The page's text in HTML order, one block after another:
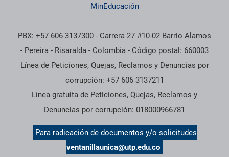
MinEducación
PBX: +57 606 3137300 - Carrera 27 #10-02 Barrio Alamos
- Pereira - Risaralda - Colombia - Código postal: 660003
Línea de Peticiones, Quejas, Reclamos y Denuncias por
corrupción: +57 606 3137211
Línea gratuita de Peticiones, Quejas, Reclamos y
Denuncias por corrupción: 018000966781
Para radicación de documentos y/o solicitudes
ventanillaunica@utp.edu.co